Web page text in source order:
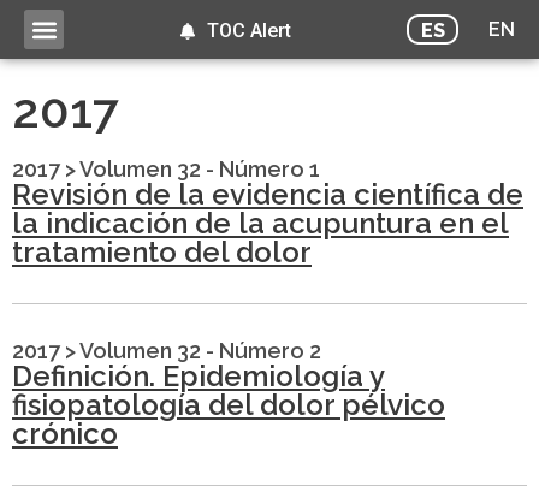
ES EN
TOC Alert
2017
2017 >Volumen 32 - Número 1
Revisión de la evidencia científica de
la indicación de la acupuntura en el
tratamiento del dolor
2017 >Volumen 32 - Número 2
Definición. Epidemiología y
fisiopatología del dolor pélvico
crónico